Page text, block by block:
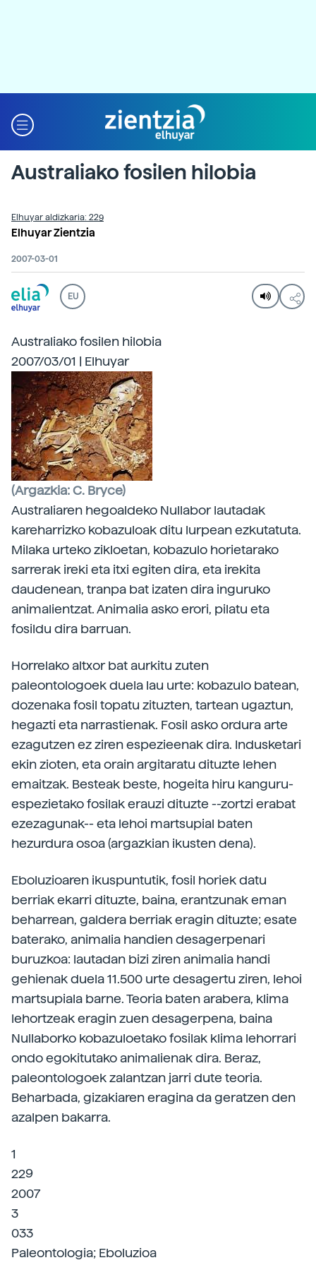
Australiako fosilen hilobia
Elhuyar aldizkaria: 229
Elhuyar Zientzia
2007-03-01
EU
Australiako fosilen hilobia
2007/03/01 | Elhuyar
(Argazkia: C. Bryce)
Australiaren hegoaldeko Nullabor lautadak
kareharrizko kobazuloak ditu lurpean ezkutatuta.
Milaka urteko zikloetan, kobazulo horietarako
sarrerak ireki eta itxi egiten dira, eta irekita
daudenean, tranpa bat izaten dira inguruko
animalientzat. Animalia asko erori, pilatu eta
fosildu dira barruan.
Horrelako altxor bat aurkitu zuten
paleontologoek duela lau urte: kobazulo batean,
dozenaka fosil topatu zituzten, tartean ugaztun,
hegazti eta narrastienak. Fosil asko ordura arte
ezagutzen ez ziren espezieenak dira. Indusketari
ekin zioten, eta orain argitaratu dituzte lehen
emaitzak. Besteak beste, hogeita hiru kanguru-
espezietako fosilak erauzi dituzte --zortzi erabat
ezezagunak-- eta lehoi martsupial baten
hezurdura osoa (argazkian ikusten dena).
Eboluzioaren ikuspuntutik, fosil horiek datu
berriak ekarri dituzte, baina, erantzunak eman
beharrean, galdera berriak eragin dituzte; esate
baterako, animalia handien desagerpenari
buruzkoa: lautadan bizi ziren animalia handi
gehienak duela 11.500 urte desagertu ziren, lehoi
martsupiala barne. Teoria baten arabera, klima
lehortzeak eragin zuen desagerpena, baina
Nullaborko kobazuloetako fosilak klima lehorrari
ondo egokitutako animalienak dira. Beraz,
paleontologoek zalantzan jarri dute teoria.
Beharbada, gizakiaren eragina da geratzen den
azalpen bakarra.
1
229
2007
3
033
Paleontologia; Eboluzioa